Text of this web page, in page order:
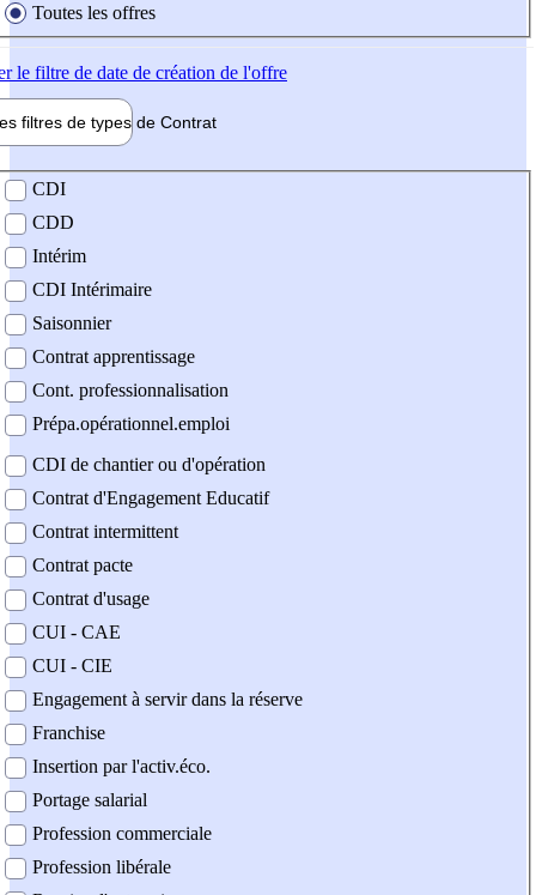
Toutes les offres
le filtre de date de création de l'offre
filtres de types de Contrat
contrat
CDI
CDD
Intérim
CDI Intérimaire
Saisonnier
Contrat apprentissage
Cont. professionnalisation
Prépa.opérationnel.emploi
CDI de chantier ou d'opération
Contrat d'Engagement Educatif
Contrat intermittent
Contrat pacte
Contrat d'usage
CUI - CAE
CUI - CIE
Engagement à servir dans la réserve
Franchise
Insertion par l'activ.éco.
Portage salarial
Profession commerciale
Profession libérale